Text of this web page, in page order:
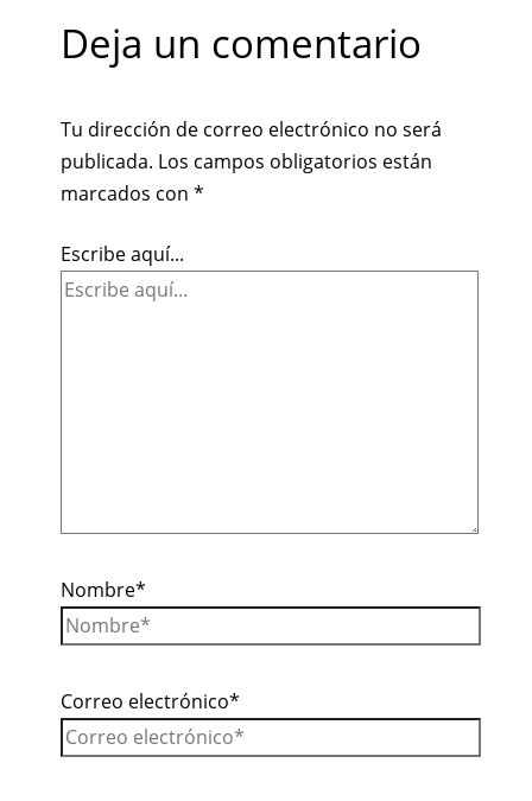
Deja un comentario
Tu dirección de correo electrónico no será
publicada. Los campos obligatorios están
marcados con *
Escribe aquí...
Nombre*
Correo electrónico*